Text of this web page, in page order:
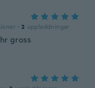
· 2 uppladdningar
gross